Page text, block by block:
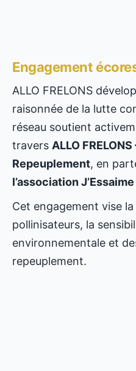
Engagement
ALLO FRELONS
raisonnée de la lutte
réseau soutient
travers ALLO
Repeuplement, en
l’association
Cet engagement vise
pollinisateurs, la
environnementale et
repeuplement.